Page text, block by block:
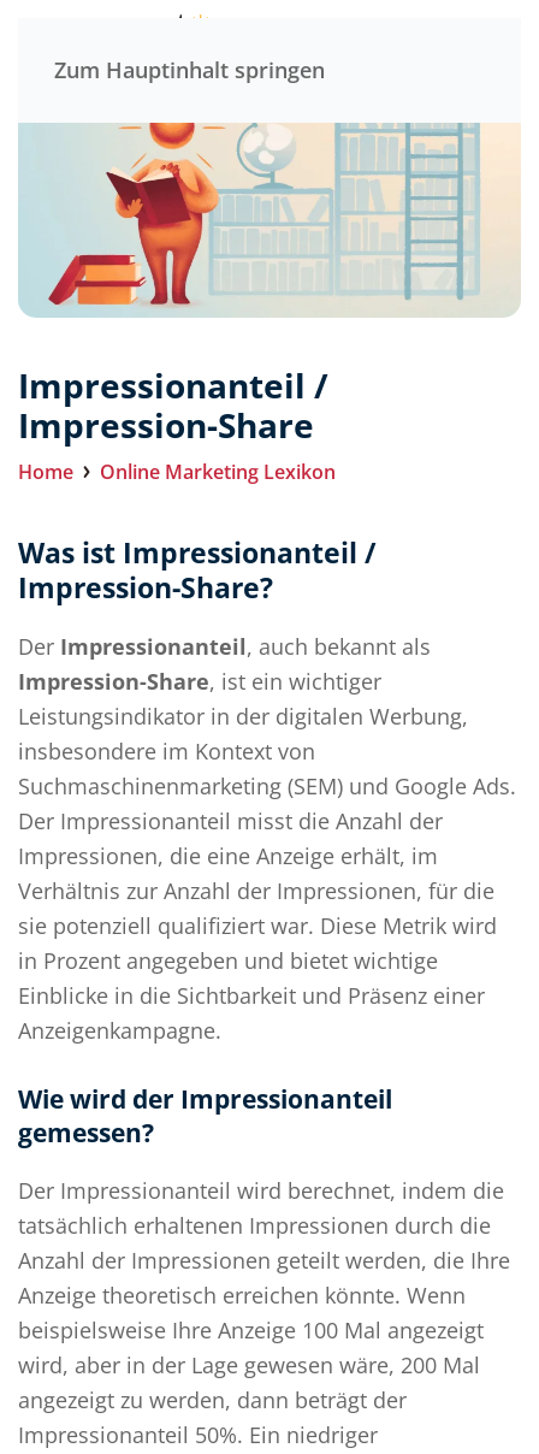
Zum Hauptinhalt springen
Impressionanteil /
Impression-Share
Home Online Marketing Lexikon
Was ist Impressionanteil /
Impression-Share?
Der Impressionanteil, auch bekannt als
Impression-Share, ist ein wichtiger
Leistungsindikator in der digitalen Werbung,
insbesondere im Kontext von
Suchmaschinenmarketing (SEM) und Google Ads.
Der Impressionanteil misst die Anzahl der
Impressionen, die eine Anzeige erhält, im
Verhältnis zur Anzahl der Impressionen, für die
sie potenziell qualifiziert war. Diese Metrik wird
in Prozent angegeben und bietet wichtige
Einblicke in die Sichtbarkeit und Präsenz einer
Anzeigenkampagne.
Wie wird der Impressionanteil
gemessen?
Der Impressionanteil wird berechnet, indem die
tatsächlich erhaltenen Impressionen durch die
Anzahl der Impressionen geteilt werden, die Ihre
Anzeige theoretisch erreichen könnte. Wenn
beispielsweise Ihre Anzeige 100 Mal angezeigt
wird, aber in der Lage gewesen wäre, 200 Mal
angezeigt zu werden, dann beträgt der
Impressionanteil 50%. Ein niedriger